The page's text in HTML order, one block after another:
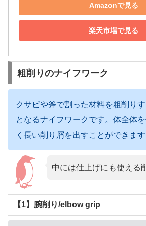
Amazonで見る
楽天市場で見る
粗削りのナイフワーク
クサビや斧で割った材料を粗削り
となるナイフワークです。体全体
く長い削り屑を出すことができます
中には仕上げにも使える
【1】腕削り/elbow grip